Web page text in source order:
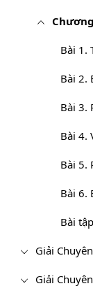
Bài 1.
Bài 2.
Bài 3.
Bài 5.
Bài 6.
Bài
Giải
Giải